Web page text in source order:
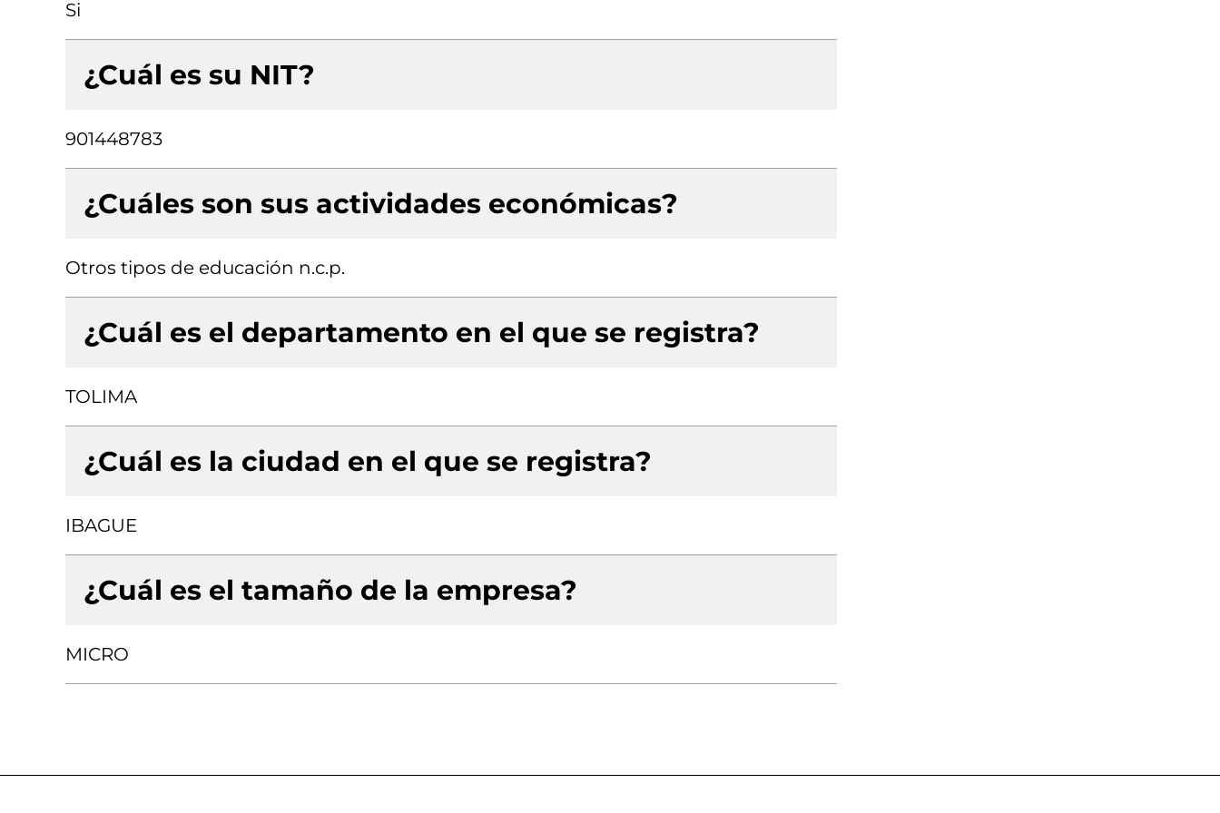
Si
¿Cuál es su NIT?
901448783
¿Cuáles son sus actividades económicas?
Otros tipos de educación n.c.p.
¿Cuál es el departamento en el que se registra?
TOLIMA
¿Cuál es la ciudad en el que se registra?
IBAGUE
¿Cuál es el tamaño de la empresa?
MICRO